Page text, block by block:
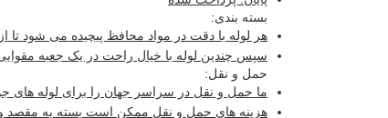
بسته بندی:
هر لوله با دقت در مواد محافظ پیچیده می شود
سپس چندین لوله با خیال راحت در یک جعبه
حمل و نقل:
ما حمل و نقل در سراسر جهان را برای لوله های
هزینه های حمل و نقل ممکن است بسته به مقصد